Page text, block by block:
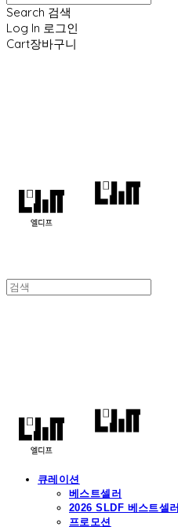
Search 검색
Log In 로그인
Cart장바구니
큐레이션
베스트셀러
2026 SLDF 베스트셀러
프로모션